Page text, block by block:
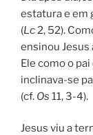
estatura e em
(Lc2, 52).
ensinou Jesus
Ele como o
inclinava-se
(cf. Os 11, 3-4).
Jesus viu a